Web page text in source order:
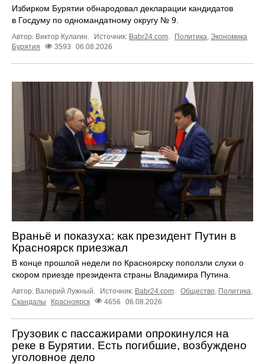
Избирком Бурятии обнародовал декларации кандидатов
в Госдуму по одномандатному округу № 9.
Автор: Виктор Кулагин. Источник: Babr24.com Политика Экономика
Бурятия
3593 06.08.2026
Враньё и показуха: как президент Путин в
Красноярск приезжал
В конце прошлой недели по Красноярску поползли слухи о
скором приезде президента страны Владимира Путина.
Автор: Валерий Лужный. Источник: Babr24.com. Общество, Политика,
Скандалы
Красноярск 4656 06.08.2026
Грузовик с пассажирами опрокинулся на
реке в Бурятии. Есть погибшие, возбуждено
уголовное дело